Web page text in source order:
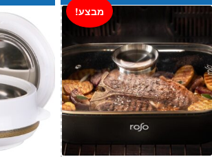
מבצע!